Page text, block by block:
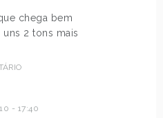
chega bem
2 tons mais
- 17:40